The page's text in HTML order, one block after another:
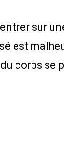
sur
est
corps se